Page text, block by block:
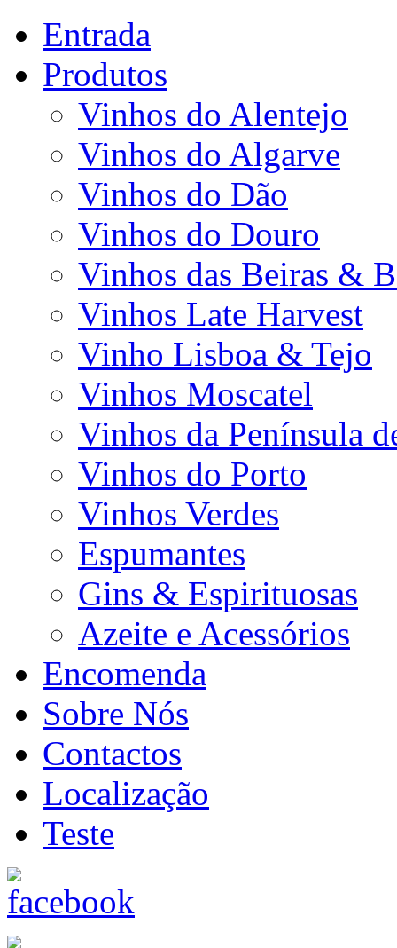
Entrada
Produtos
Vinhos do Alentejo
Vinhos do Algarve
Vinhos do Dão
Vinhos do Douro
Vinhos das Beiras &
Vinhos Late Harvest
Vinho Lisboa & Tejo
Vinhos Moscatel
Vinhos da Península
Vinhos do Porto
Vinhos Verdes
Espumantes
Gins & Espirituosas
Azeite e Acessórios
Encomenda
Sobre Nós
Contactos
Localização
Teste